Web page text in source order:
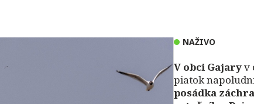
NAŽIVO
V obci Gajaryv
piatok
posádka